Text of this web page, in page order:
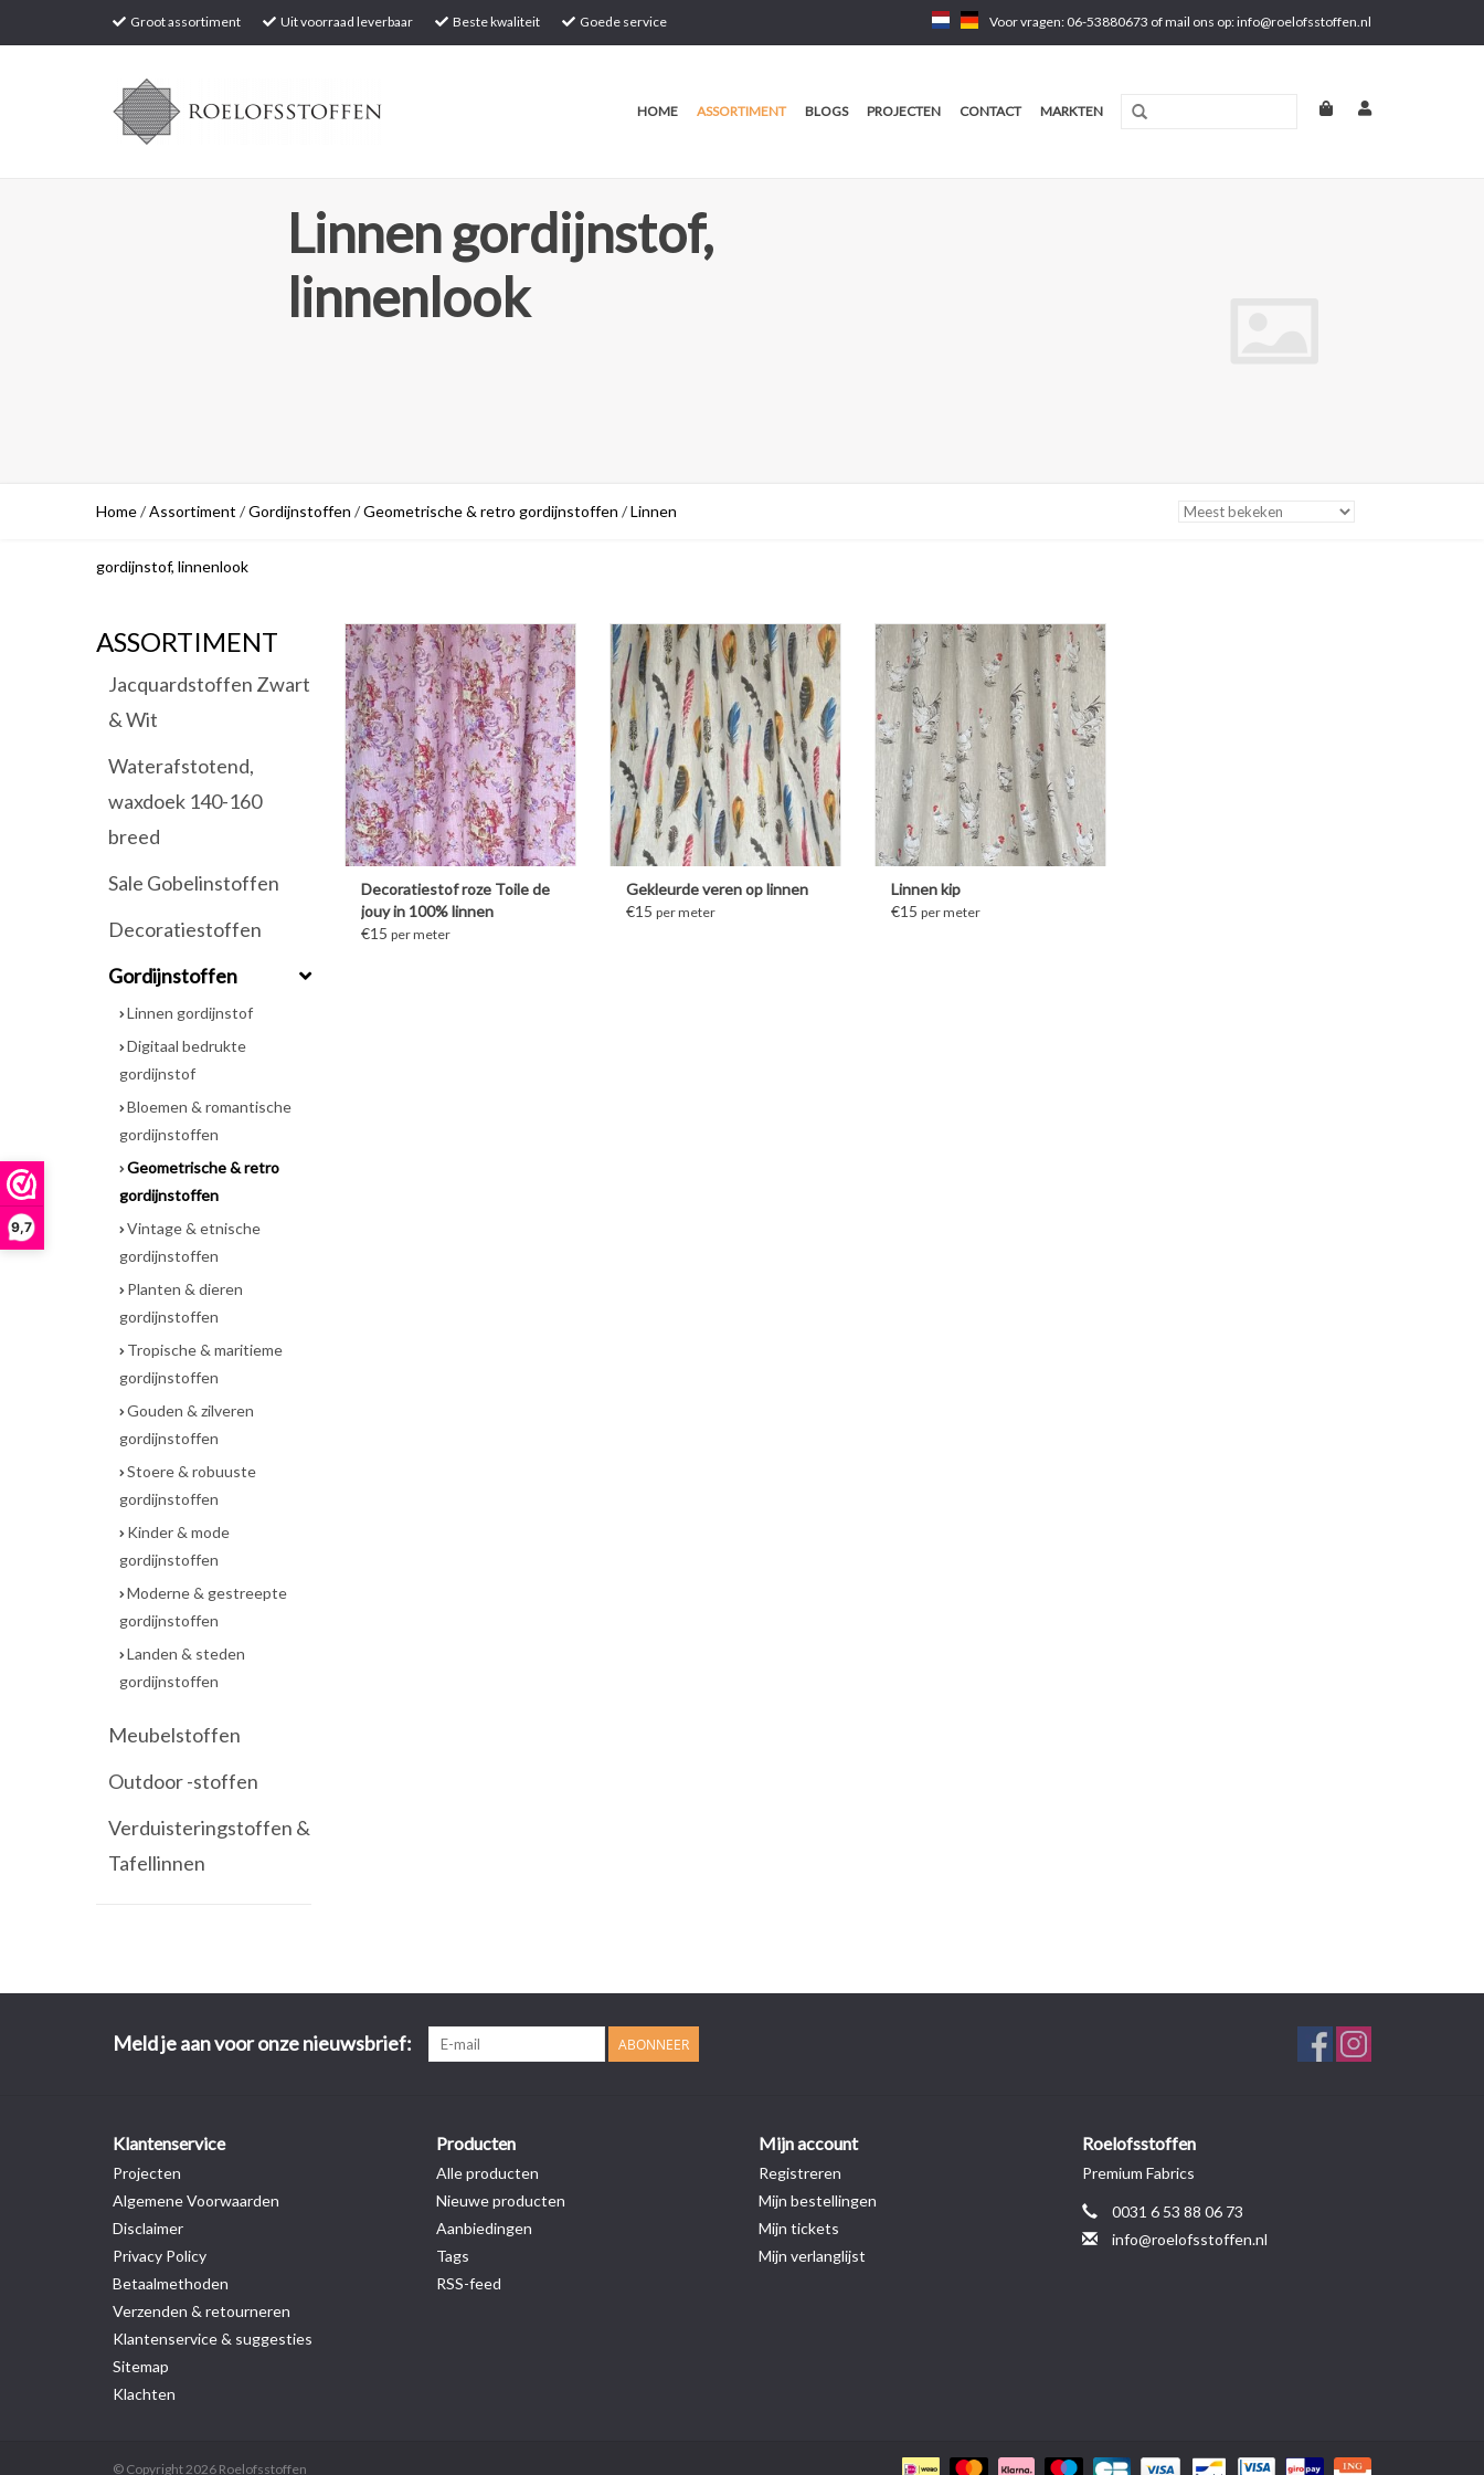
9,7
Groot assortiment Uit voorraad leverbaar Beste kwaliteit Goede service Voor vragen: 06-53880673 of mail ons op:info@roelofsstoffen.nl
HOME ASSORTIMENT BLOGS PROJECTEN CONTACT MARKTEN
Linnen gordijnstof,
linnenlook
Home/Assortiment /Gordijnstoffen /Geometrische & retro gordijnstoffen /Linnen
gordijnstof, linnenlook
ASSORTIMENT
Jacquardstoffen Zwart
& Wit
Waterafstotend,
waxdoek 140-160
breed
Sale Gobelinstoffen
Decoratiestoffen
Gordijnstoffen
Linnen gordijnstof
Digitaal bedrukte
gordijnstof
Bloemen & romantische
gordijnstoffen
Geometrische & retro
gordijnstoffen
Vintage & etnische
gordijnstoffen
Planten & dieren
gordijnstoffen
Tropische & maritieme
gordijnstoffen
Gouden & zilveren
gordijnstoffen
Stoere & robuuste
gordijnstoffen
Kinder & mode
gordijnstoffen
Moderne & gestreepte
gordijnstoffen
Landen & steden
gordijnstoffen
Meubelstoffen
Outdoor -stoffen
Verduisteringstoffen &
Tafellinnen
MEER INFORMATIE
Decoratiestof roze Toile de
jouy in 100% linnen
€15 per meter
Gekleurde veren op linnen
€15 per meter
MEER INFORMATIE
Linnen kip
€15 per meter
Meld je aan voor onze nieuwsbrief: ABONNEER
Klantenservice
Projecten
Algemene Voorwaarden
Disclaimer
Privacy Policy
Betaalmethoden
Verzenden & retourneren
Klantenservice & suggesties
Sitemap
Klachten
Producten
Alle producten
Nieuwe producten
Aanbiedingen
Tags
RSS-feed
Mijn account
Registreren
Mijn bestellingen
Mijn tickets
Mijn verlanglijst
Roelofsstoffen
Premium Fabrics
0031 6 53 88 06 73
info@roelofsstoffen.nl
© Copyright 2026 Roelofsstoffen